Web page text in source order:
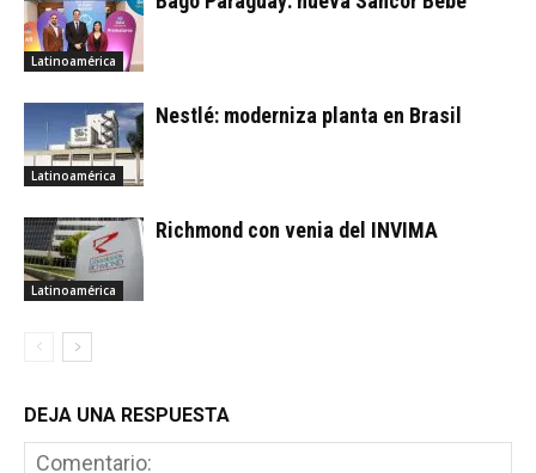
Latinoamérica
Latinoamérica
Nestlé: moderniza planta en Brasil
Latinoamérica
Richmond con venia del INVIMA
DEJA UNA RESPUESTA